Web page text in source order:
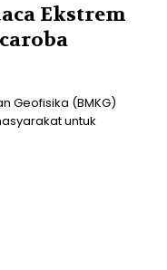
Ekstrem
Geofisika (BMKG)
untuk